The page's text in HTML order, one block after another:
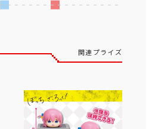
関連プライズ